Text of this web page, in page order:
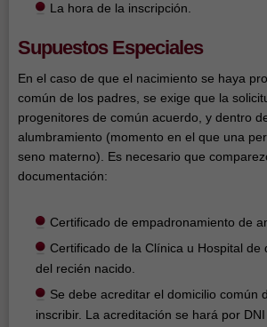
La hora de la inscripción.
Supuestos Especiales
En el caso de que el nacimiento se haya
común de los padres, se exige que la
progenitores de común acuerdo, y dentro
alumbramiento (momento en el que una
seno materno). Es necesario que
documentación:
Certificado de empadronamiento de
Certificado de la Clínica u Hospital
del recién nacido.
Se debe acreditar el domicilio común
inscribir. La acreditación se hará por